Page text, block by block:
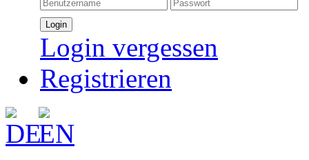
Login vergessen
Registrieren